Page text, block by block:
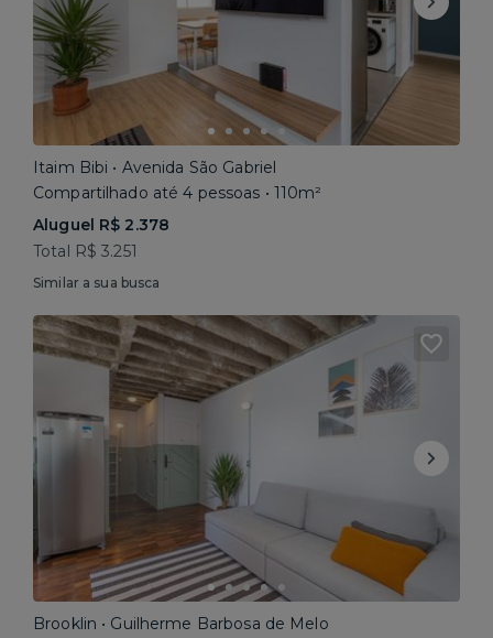
Itaim Bibi • Avenida São Gabriel
Compartilhado até 4 pessoas • 110m²
Aluguel R$ 2.378
Total R$ 3.251
Similar a sua busca
Brooklin • Guilherme Barbosa de Melo